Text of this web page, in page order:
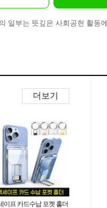
일부는 뜻깊은 사회공헌 활동
더보기
이프 카드수납 포켓 홀더